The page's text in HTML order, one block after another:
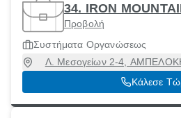
34. IRON
Προβολή
Συστήματα Οργανώσεως
Λ. Μεσογείων 2-4,
Αττική,
Κάλεσε